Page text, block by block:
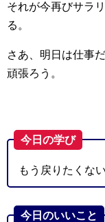
それが今再びサラ
る。
さあ、明日は仕事だ
頑張ろう。
今日の学び
もう戻りたくな
今日のいいこと